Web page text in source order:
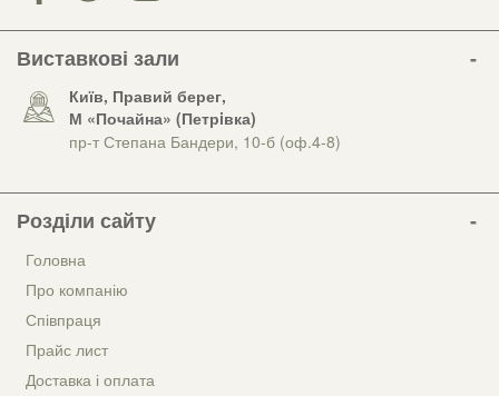
Виставкові зали
Київ, Правий берег,
М «Почайна» (Петрiвка)
пр-т Степана Бандери, 10-б (оф.4-8)
Розділи сайту
Головна
Про компанію
Співпраця
Прайс лист
Доставка і оплата